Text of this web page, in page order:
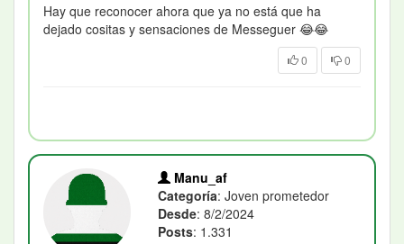
Hay que reconocer ahora que ya no está que ha
dejado cositas y sensaciones de Messeguer 😂😂
0 0
Manu_af
Categoría: Joven prometedor
Desde: 8/2/2024
Posts: 1.331